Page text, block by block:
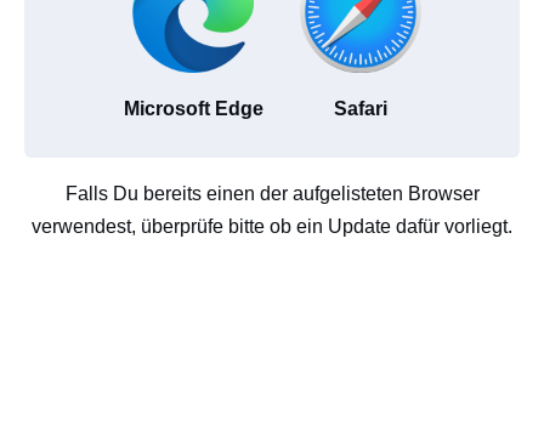
Microsoft Edge Safari
Falls Du bereits einen der aufgelisteten Browser
verwendest, überprüfe bitte ob ein Update dafür vorliegt.